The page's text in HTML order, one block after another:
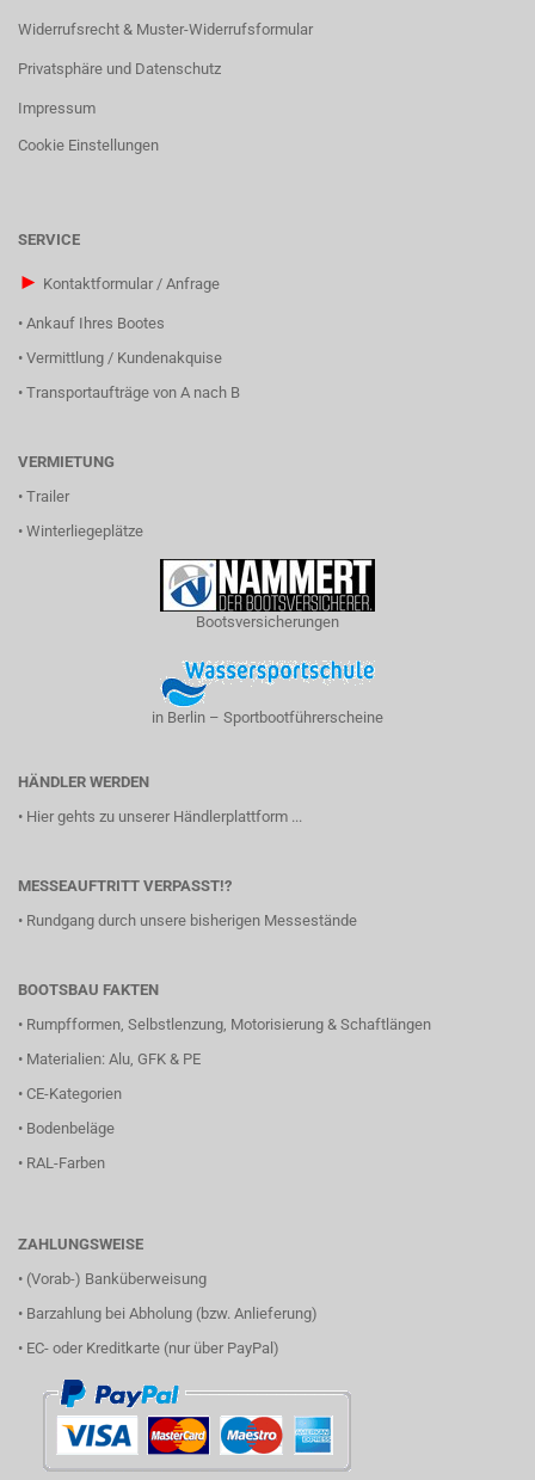
Widerrufsrecht & Muster-Widerrufsformular
Privatsphäre und Datenschutz
Impressum
Cookie Einstellungen
SERVICE
► Kontaktformular / Anfrage
• Ankauf Ihres Bootes
• Vermittlung / Kundenakquise
• Transportaufträge von A nach B
VERMIETUNG
• Trailer
• Winterliegeplätze
Bootsversicherungen
in Berlin – Sportbootführerscheine
HÄNDLER WERDEN
• Hier gehts zu unserer Händlerplattform ...
MESSEAUFTRITT VERPASST!?
• Rundgang durch unsere bisherigen Messestände
BOOTSBAU FAKTEN
• Rumpfformen, Selbstlenzung, Motorisierung & Schaftlängen
• Materialien: Alu, GFK & PE
• CE-Kategorien
• Bodenbeläge
• RAL-Farben
ZAHLUNGSWEISE
• (Vorab-) Banküberweisung
• Barzahlung bei Abholung (bzw. Anlieferung)
• EC- oder Kreditkarte (nur über PayPal)